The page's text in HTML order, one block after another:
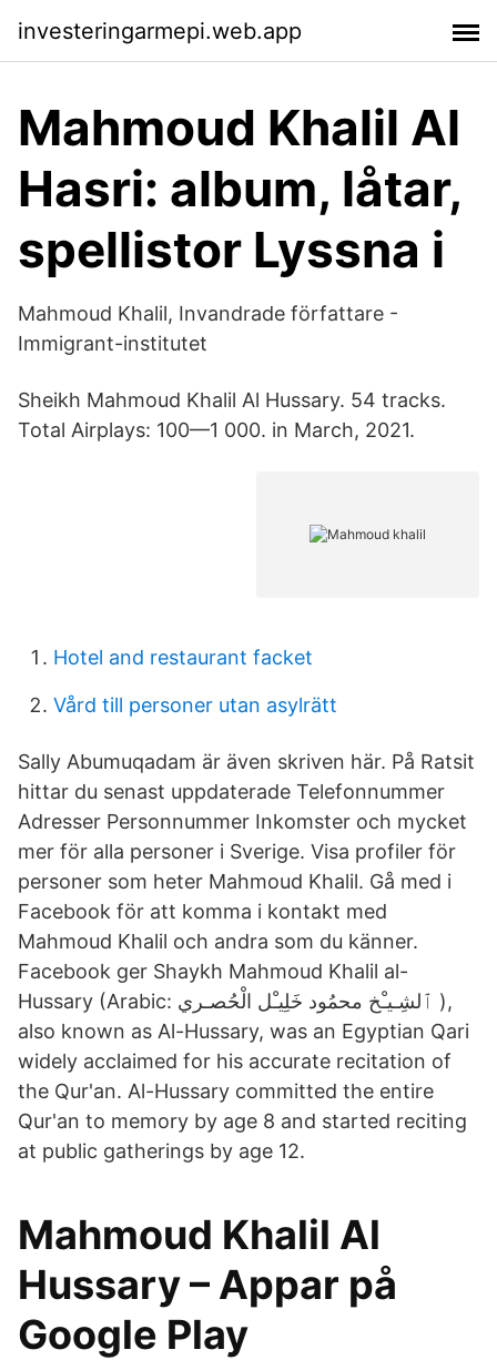
investeringarmepi.web.app
Mahmoud Khalil Al
Hasri: album, låtar,
spellistor Lyssna i
Mahmoud Khalil, Invandrade författare -
Immigrant-institutet
Sheikh Mahmoud Khalil Al Hussary. 54 tracks.
Total Airplays: 100—1 000. in March, 2021.
Hotel and restaurant facket
Vård till personer utan asylrätt
Sally Abumuqadam är även skriven här. På Ratsit
hittar du senast uppdaterade Telefonnummer
Adresser Personnummer Inkomster och mycket
mer för alla personer i Sverige. Visa profiler för
personer som heter Mahmoud Khalil. Gå med i
Facebook för att komma i kontakt med
Mahmoud Khalil och andra som du känner.
Facebook ger Shaykh Mahmoud Khalil al-
Hussary (Arabic: ٱلشِـيـْخ محمُود خَلِيـْل الْحُصـري ‎),
also known as Al-Hussary, was an Egyptian Qari
widely acclaimed for his accurate recitation of
the Qur'an. Al-Hussary committed the entire
Qur'an to memory by age 8 and started reciting
at public gatherings by age 12.
Mahmoud Khalil Al
Hussary – Appar på
Google Play